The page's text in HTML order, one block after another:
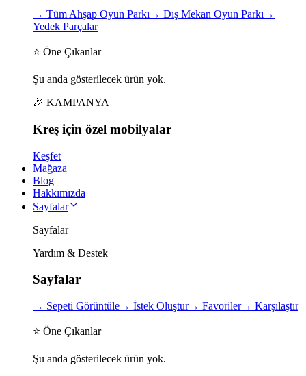
→ Tüm Ahşap Oyun Parkı → Dış Mekan Oyun Parkı →
Yedek Parçalar
⭐ Öne Çıkanlar
Şu anda gösterilecek ürün yok.
🎉 KAMPANYA
Kreş için özel mobilyalar
Keşfet
Mağaza
Blog
Hakkımızda
Sayfalar
Sayfalar
Yardım & Destek
Sayfalar
→ Sepeti Görüntüle→ İstek Oluştur→ Favoriler→ Karşılaştır
⭐ Öne Çıkanlar
Şu anda gösterilecek ürün yok.